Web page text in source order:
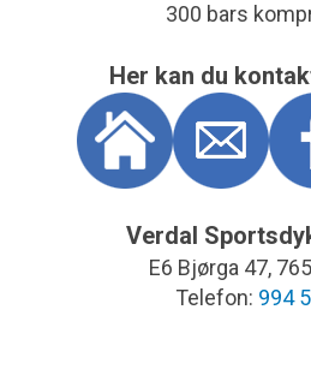
300 bars
Her kan du
Verdal
E6 Bjørga 47,
Telefon: 994